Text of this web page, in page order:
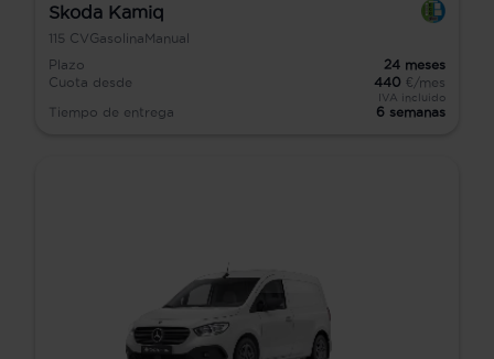
Skoda Kamiq
115 CVGasolina Manual
Plazo
24 meses
Cuota desde
440 €/mes
IVA incluido
Tiempo de entrega 6 semanas